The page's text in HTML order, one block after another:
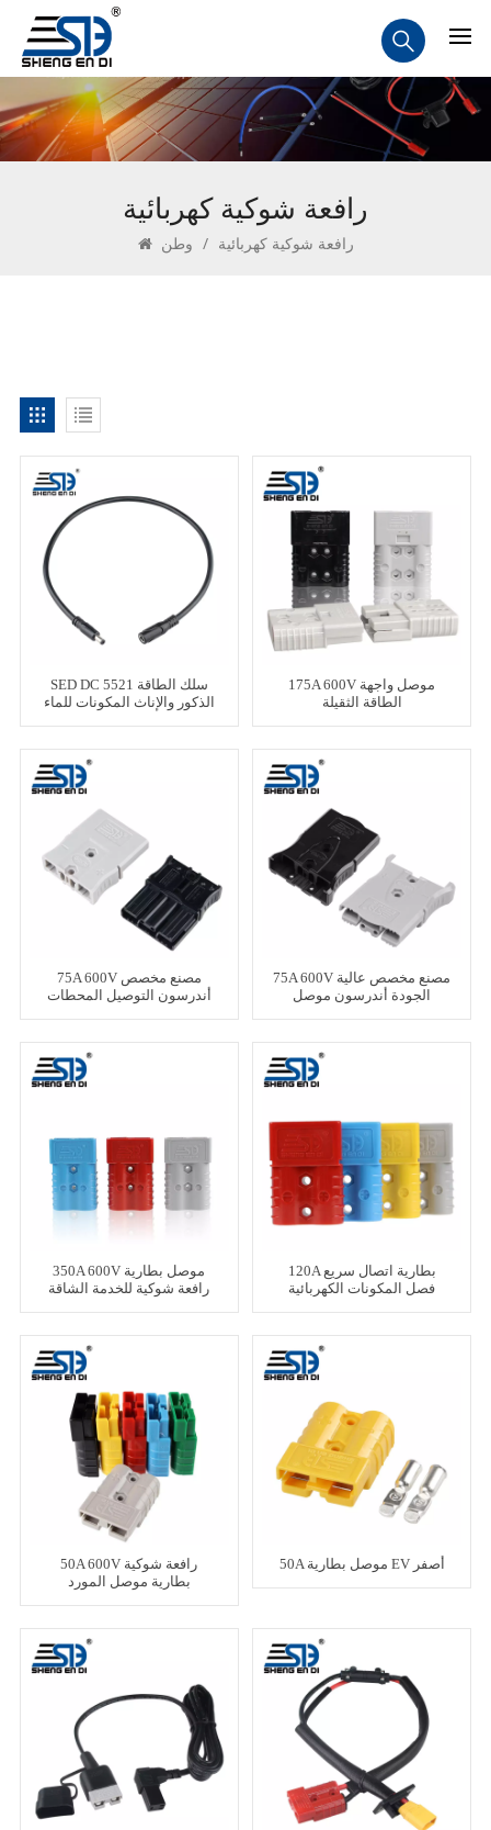
رافعة شوكية كهربائية
وطن / رافعة شوكية كهربائية
SED DC سلك الطاقة 5521
الذكور والإناث المكونات للماء
175A 600V موصل واجهة
الطاقة الثقيلة
75A 600V مصنع مخصص
أندرسون التوصيل المحطات
75A 600V مصنع مخصص عالية
الجودة أندرسون موصل
350A 600V موصل بطارية
رافعة شوكية للخدمة الشاقة
120A بطارية اتصال سريع
فصل المكونات الكهربائية
50A 600V رافعة شوكية
بطارية موصل المورد
50A موصل بطارية EV أصفر